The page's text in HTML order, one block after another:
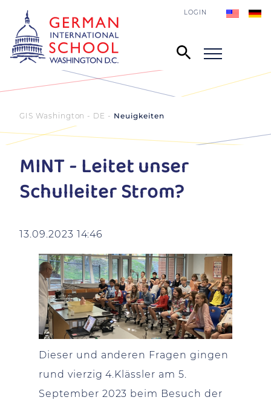
LOGIN
GIS Washington - DE Neuigkeiten
MINT - Leitet unser
Schulleiter Strom?
13.09.2023 14:46
Dieser und anderen Fragen gingen
rund vierzig 4.Klässler am 5.
September 2023 beim Besuch der